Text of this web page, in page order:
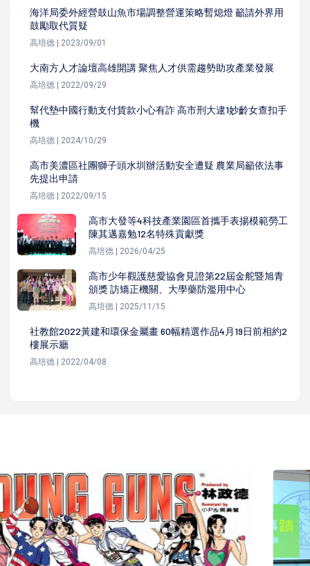
海洋局委外經營鼓山魚市場調整營運策略暫熄燈 籲請外界用
鼓勵取代質疑
高培德 | 2023/09/01
大南方人才論壇高雄開講 聚焦人才供需趨勢助攻產業發展
高培德 | 2022/09/29
幫代墊中國行動支付貨款小心有詐 高市刑大逮1妙齡女查扣手
機
高培德 | 2024/10/29
高市美濃區社團獅子頭水圳辦活動安全遭疑 農業局籲依法事
先提出申請
高培德 | 2022/09/15
高市大發等4科技產業園區首攜手表揚模範勞工
陳其邁嘉勉12名特殊貢獻獎
高培德 | 2026/04/25
高市少年觀護慈愛協會見證第22屆金舵暨旭青
頒獎 訪矯正機關、大學藥防濫用中心
高培德 | 2025/11/15
社教館2022黃建和環保金屬畫 60幅精選作品4月19日前相約2
樓展示廳
高培德 | 2022/04/08